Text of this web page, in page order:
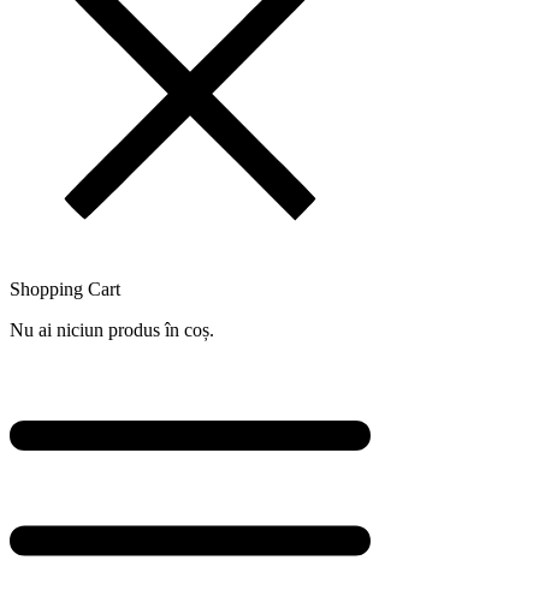
Shopping Cart
Nu ai niciun produs în coș.